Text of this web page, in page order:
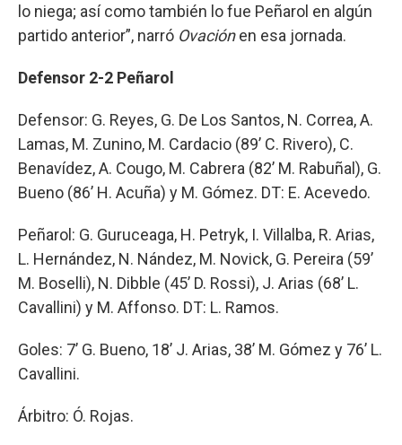
lo niega; así como también lo fue Peñarol en algún
partido anterior”, narró Ovaciónen esa jornada.
Defensor 2-2 Peñarol
Defensor: G. Reyes, G. De Los Santos, N. Correa, A.
Lamas, M. Zunino, M. Cardacio (89’ C. Rivero), C.
Benavídez, A. Cougo, M. Cabrera (82’ M. Rabuñal), G.
Bueno (86’ H. Acuña) y M. Gómez. DT: E. Acevedo.
Peñarol: G. Guruceaga, H. Petryk, I. Villalba, R. Arias,
L. Hernández, N. Nández, M. Novick, G. Pereira (59’
M. Boselli), N. Dibble (45’ D. Rossi), J. Arias (68’ L.
Cavallini) y M. Affonso. DT: L. Ramos.
Goles: 7’ G. Bueno, 18’ J. Arias, 38’ M. Gómez y 76’ L.
Cavallini.
Árbitro: Ó. Rojas.